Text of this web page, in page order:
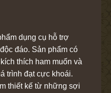
dụng cụ hỗ trợ
đáo. Sản phẩm có
thích ham muốn và
trình đạt cực khoái.
thiết kế từ những sợi